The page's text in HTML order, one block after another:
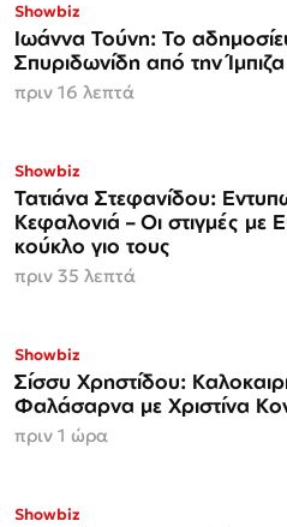
Showbiz
Ιωάννα Τούνη: Το
Σπυριδωνίδη από την Ίμπιζα
πριν 16 λεπτά
Showbiz
Τατιάνα Στεφανίδου:
Κεφαλονιά – Οι στιγμές με
κούκλο γιο τους
πριν 35 λεπτά
Showbiz
Σίσσυ Χρηστίδου:
Φαλάσαρνα με Χριστίνα
πριν 1 ώρα
Showbiz